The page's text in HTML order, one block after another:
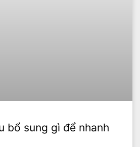
bổ sung gì để nhanh